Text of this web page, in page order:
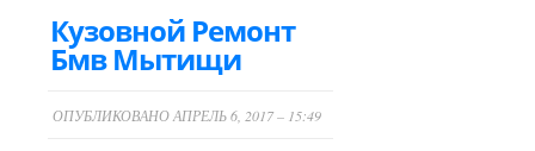
Кузовной Ремонт
Бмв Мытищи
ОПУБЛИКОВАНО АПРЕЛЬ 6, 2017 – 15:49